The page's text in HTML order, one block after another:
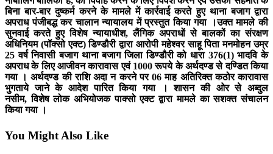
बिना बार-बार दुष्‍कर्म करने के मामले में कार्रवाई करते हुए थाना बजाग द्वारा
अपराध पंजीबद्ध कर चालान न्‍यायालय में प्रस्‍तुत किया गया ।उक्‍त मामले की
सुनवाई करते हुए विशेष न्‍यायाधीश, लैंगिक अपराधों से बालकों का संरक्षण
अधिनियम (पॉक्‍सो एक्‍ट) डिण्‍डौरी द्वारा आरोपी महेश्‍वर साहू पिता मनमोहन उम्र
25 वर्ष निवासी बजाग थाना बजाग जिला डिण्‍डौरी को धारा 376(1) भादवि के
अपराध के लिए आजीवन कारावास एवं 1000 रूपये के अर्थदण्‍ड से दण्डित किया
गया । अर्थदण्‍ड की राशि अदा न करने पर 06 माह अतिरिक्‍त कठोर कारावास
भुगताये जाने के आदेश पारित किया गया । शासन की ओर से अब्‍दुल
नसीम, विशेष लोक अभियोजक पाक्‍सो एक्‍ट द्वारा मामले का सशक्‍त संचालन
किया गया ।
You Might Also Like